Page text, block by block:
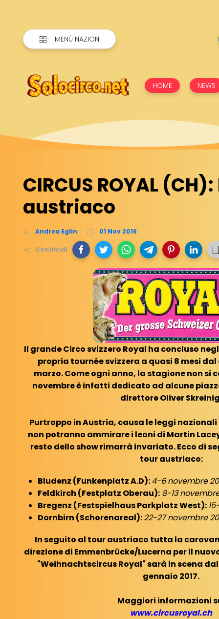
MENÙ NAZIONI
HOME NEWS
CIRCUS ROYAL
austriaco
Andrea Eglin 01 Nov 2016
Condividi
Il grande Circo svizzero Royal ha concluso
propria tournée svizzera a quasi 8 mesi
marzo. Come ogni anno, la stagione non si
novembre è infatti dedicato ad alcune
direttore Oliver
Purtroppo in Austria, causa le leggi
non potranno ammirare i leoni di Martin
resto dello show rimarrà invariato. Ecco di
tour austriaco:
Bludenz (Funkenplatz A.D):4-6 novembre
Feldkirch (Festplatz Oberau): 8-13
Bregenz (Festspielhaus Parkplatz West):
Dornbirn (Schorenareal):22-27 novembre
In seguito al tour austriaco tutta la
direzione di Emmenbrücke/Lucerna per il
"Weihnachtscircus Royal" sarà in scena dal
gennaio 2017.
Maggiori informazioni
www.circusroyal.ch